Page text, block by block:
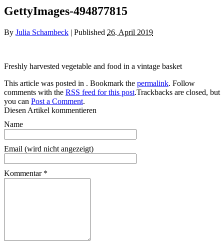
GettyImages-494877815
By Julia Schambeck | Published 26. April 2019
Freshly harvested vegetable and food in a vintage basket
This article was posted in . Bookmark the permalink. Follow
comments with the RSS feed for this post.Trackbacks are closed, but
you can Post a Comment.
Diesen Artikel kommentieren
Name
Email (wird nicht angezeigt)
Kommentar*